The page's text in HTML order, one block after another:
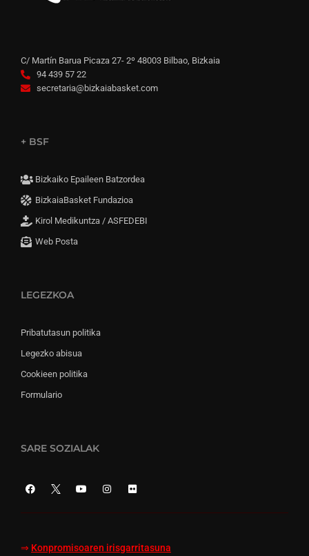
C/ Martín Barua Picaza 27- 2º 48003 Bilbao, Bizkaia
94 439 57 22
secretaria@bizkaiabasket.com
+ BSF
Bizkaiko Epaileen Batzordea
BizkaiaBasket Fundazioa
Kirol Medikuntza / ASFEDEBI
Web Posta
LEGEZKOA
Pribatutasun politika
Legezko abisua
Cookieen politika
Formulario
SARE SOZIALAK
⇒ Konpromisoaren irisgarritasuna